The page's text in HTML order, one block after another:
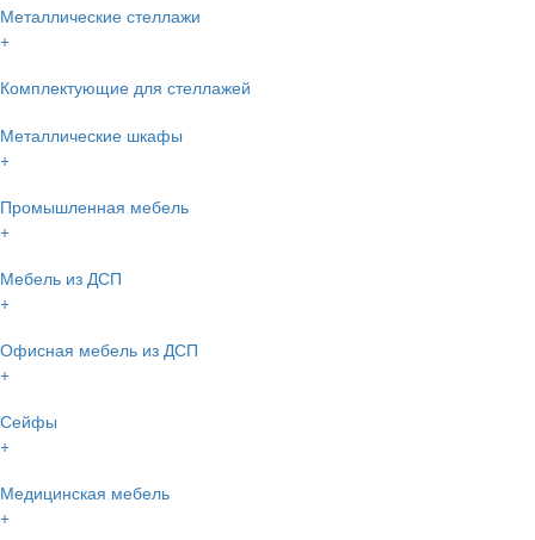
Металлические стеллажи
+
Комплектующие для стеллажей
Металлические шкафы
+
Промышленная мебель
+
Мебель из ДСП
+
Офисная мебель из ДСП
+
Сейфы
+
Медицинская мебель
+